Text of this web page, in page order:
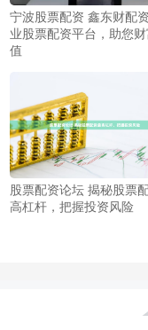
宁波股票配资 鑫东财配
业股票配资平台，助您
值
股票配资论坛 揭秘股票
高杠杆，把握投资风险